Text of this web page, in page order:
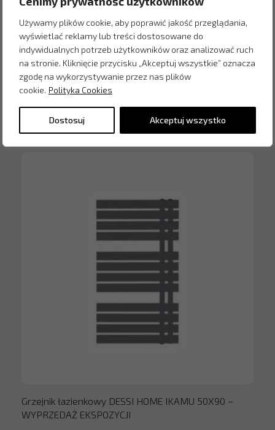
Używamy plików cookie, aby poprawić jakość przeglądania,
wyświetlać reklamy lub treści dostosowane do
indywidualnych potrzeb użytkowników oraz analizować ruch
na stronie. Kliknięcie przycisku „Akceptuj wszystkie” oznacza
zgodę na wykorzystywanie przez nas plików
cookie. Polityka Cookies
Dostosuj Akceptuj wszystko
Inne produkty z kategorii
Grzejnik łazienkowy DESSI HOME IKAMU 50X90 –
WYPRZEDAŻ EKSPOZYCJI